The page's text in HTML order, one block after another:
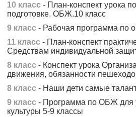
10 класс - План-конспект урока
подготовке. ОБЖ.10 класс
9 класс - Рабочая программа по
11 класс - План-конспект
Средствам индивидуальной
8 класс - Конспект урока
движения, обязанности
8 класс - Наши дети самые
9 класс - Программа по ОБЖ для
культуры 5-9 классы